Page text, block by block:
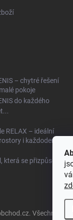
– chytré řešení
pokoje
do každého
RELAX – ideální
i každodenní
která se přizpůsobí
. Všechna